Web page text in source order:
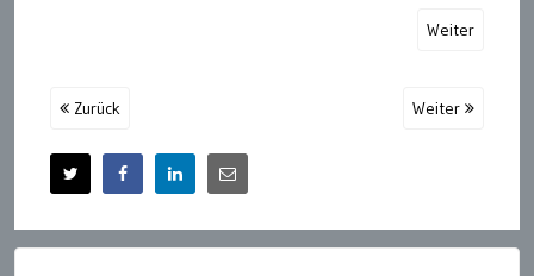
Weiter
Zurück Weiter